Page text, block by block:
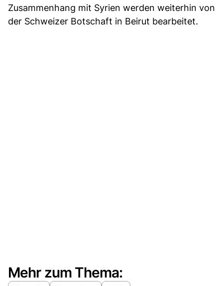
Zusammenhang mit Syrien werden weiterhin von
der Schweizer Botschaft in Beirut bearbeitet.
Mehr zum Thema: